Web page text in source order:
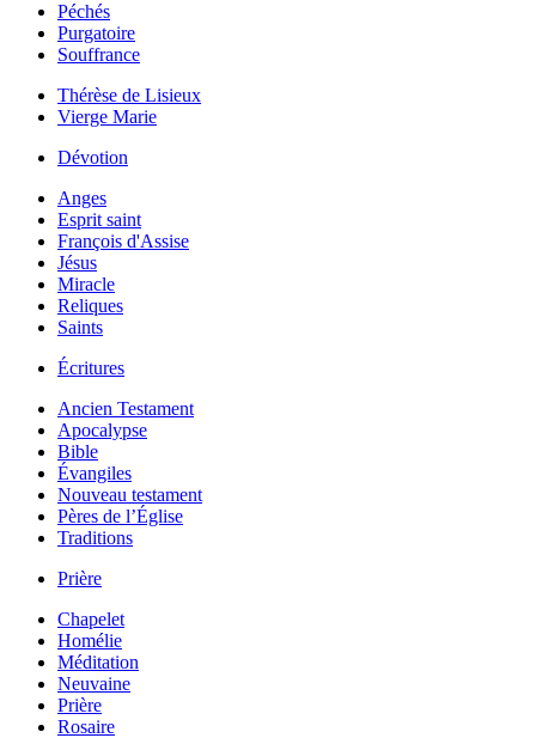
Péchés
Purgatoire
Souffrance
Thérèse de Lisieux
Vierge Marie
Dévotion
Anges
Esprit saint
François d'Assise
Jésus
Miracle
Reliques
Saints
Écritures
Ancien Testament
Apocalypse
Bible
Évangiles
Nouveau testament
Pères de l’Église
Traditions
Prière
Chapelet
Homélie
Méditation
Neuvaine
Prière
Rosaire